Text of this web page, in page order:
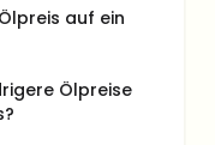
auf ein
Ölpreise